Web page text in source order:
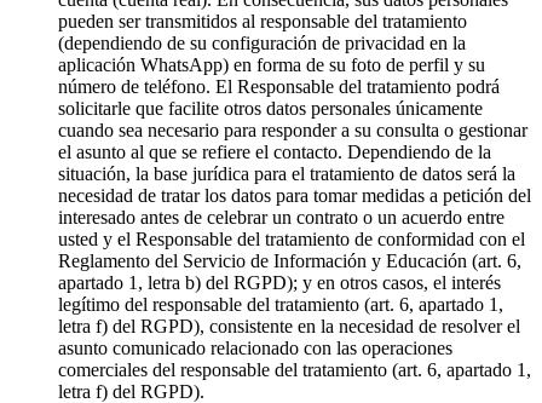
pueden ser transmitidos al responsable del tratamiento
(dependiendo de su configuración de privacidad en la
aplicación WhatsApp) en forma de su foto de perfil y su
número de teléfono. El Responsable del tratamiento podrá
solicitarle que facilite otros datos personales únicamente
cuando sea necesario para responder a su consulta o gestionar
el asunto al que se refiere el contacto. Dependiendo de la
situación, la base jurídica para el tratamiento de datos será la
necesidad de tratar los datos para tomar medidas a petición del
interesado antes de celebrar un contrato o un acuerdo entre
usted y el Responsable del tratamiento de conformidad con el
Reglamento del Servicio de Información y Educación (art. 6,
apartado 1, letra b) del RGPD); y en otros casos, el interés
legítimo del responsable del tratamiento (art. 6, apartado 1,
letra f) del RGPD), consistente en la necesidad de resolver el
asunto comunicado relacionado con las operaciones
comerciales del responsable del tratamiento (art. 6, apartado 1,
letra f) del RGPD).